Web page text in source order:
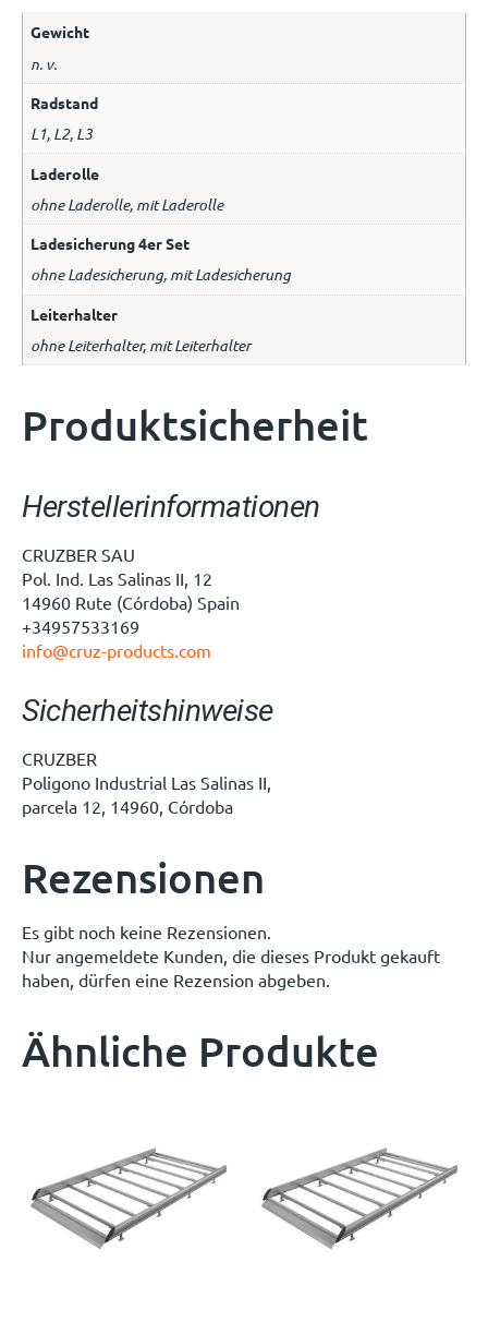
Gewicht
n. v.
Radstand
L1, L2, L3
Laderolle
ohne Laderolle, mit Laderolle
Ladesicherung 4er Set
ohne Ladesicherung, mit Ladesicherung
Leiterhalter
ohne Leiterhalter, mit Leiterhalter
Produktsicherheit
Herstellerinformationen
CRUZBER SAU
Pol. Ind. Las Salinas II, 12
14960 Rute (Córdoba) Spain
+34957533169
info@cruz-products.com
Sicherheitshinweise
CRUZBER
Poligono Industrial Las Salinas II,
parcela 12, 14960, Córdoba
Rezensionen
Es gibt noch keine Rezensionen.
Nur angemeldete Kunden, die dieses Produkt gekauft
haben, dürfen eine Rezension abgeben.
Ähnliche Produkte